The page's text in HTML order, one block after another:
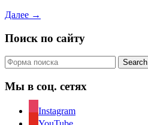
Далее →
Поиск по сайту
Search
Мы в соц. сетях
Instagram